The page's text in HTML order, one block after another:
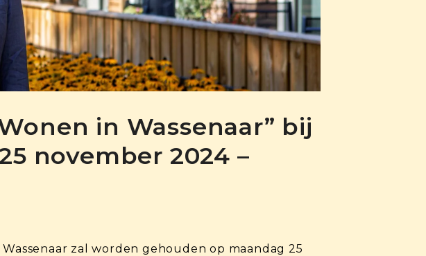
in Wassenaar” bij
november 2024 –
zal worden gehouden op maandag 25